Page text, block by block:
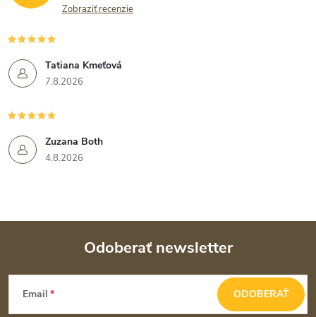
Zobraziť recenzie
Tatiana Kmeťová
7.8.2026
Zuzana Both
4.8.2026
Z
Odoberať newsletter
Email ODOBERAŤ